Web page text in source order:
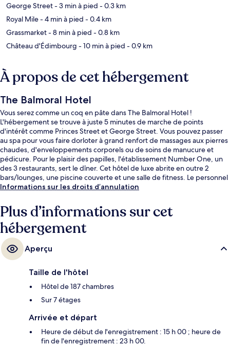
George Street- 3 min à pied - 0.3 km
Royal Mile- 4 min à pied - 0.4 km
Grassmarket- 8 min à pied - 0.8 km
Château d'Édimbourg - 10 min à pied - 0.9 km
À propos de cet hébergement
The Balmoral Hotel
Vous serez comme un coq en pâte dans The Balmoral Hotel !
L'hébergement se trouve à juste 5 minutes de marche de points
d'intérêt comme Princes Street et George Street. Vous pouvez passer
au spa pour vous faire dorloter à grand renfort de massages aux pierres
chaudes, d'enveloppements corporels ou de soins de manucure et
pédicure. Pour le plaisir des papilles, l'établissement Number One, un
des 3 restaurants, sert le dîner. Cet hôtel de luxe abrite en outre 2
bars/lounges, une piscine couverte et une salle de fitness. Le personnel
attentionné et l'élégant bar remportent un franc succès auprès des
pied des transports publics : Station de tramway St Andrew Square se
trouve à 3 min et Arrêt de tram Princes Street, à 7 min.
Informations sur les droits d’annulation
Plus d’informations sur cet
hébergement
Aperçu
Taille de l'hôtel
Hôtel de 187 chambres
Sur 7 étages
Arrivée et départ
Heure de début de l'enregistrement : 15 h 00 ; heure de
fin de l'enregistrement : 23 h 00.